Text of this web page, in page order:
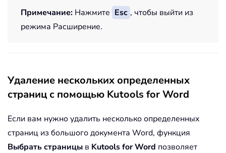
Примечание: Нажмите Esc , чтобы выйти из
режима Расширение.
Удаление нескольких определенных
страниц с помощью Kutools for Word
Если вам нужно удалить несколько определенных
страниц из большого документа Word, функция
Выбрать страницы в Kutools for Word позволяет